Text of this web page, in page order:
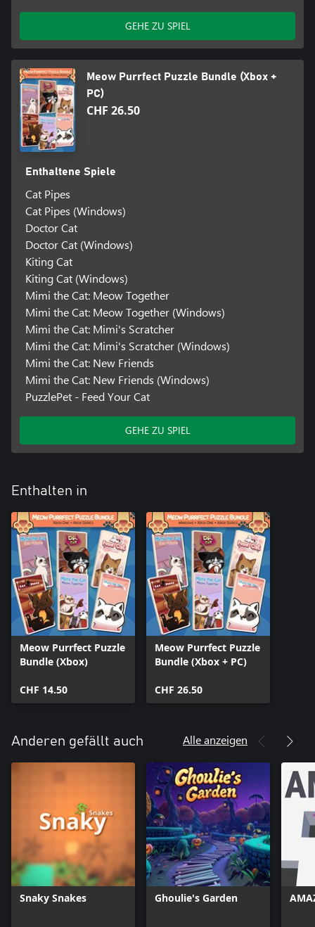
GEHE ZU SPIEL
Meow Purrfect Puzzle Bundle (Xbox +
PC)
CHF 26.50
Enthaltene Spiele
Cat Pipes
Cat Pipes (Windows)
Doctor Cat
Doctor Cat (Windows)
Kiting Cat
Kiting Cat (Windows)
Mimi the Cat: Meow Together
Mimi the Cat: Meow Together (Windows)
Mimi the Cat: Mimi's Scratcher
Mimi the Cat: Mimi's Scratcher (Windows)
Mimi the Cat: New Friends
Mimi the Cat: New Friends (Windows)
PuzzlePet - Feed Your Cat
GEHE ZU SPIEL
Enthalten in
Meow Purrfect Puzzle
Bundle (Xbox)
CHF 14.50
Meow Purrfect Puzzle
Bundle (Xbox + PC)
CHF 26.50
Anderen gefällt auch Alle anzeigen
Snaky Snakes Ghoulie's Garden